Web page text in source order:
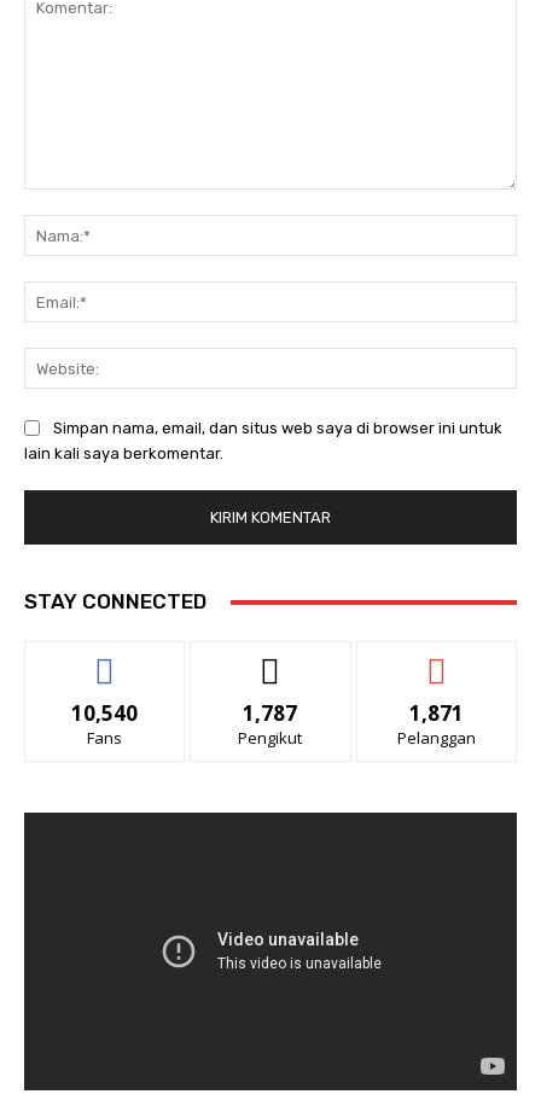
Simpan nama, email, dan situs web saya di browser ini untuk
lain kali saya berkomentar.
STAY CONNECTED
10,540
Fans
1,787
Pengikut
1,871
Pelanggan